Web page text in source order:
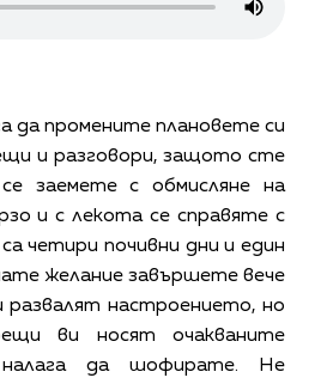
да промените плановете си
и разговори, защото сте
заемете с обмисляне на
и с лекота се справяте с
четири почивни дни и един
желание завършете вече
настроението, но
ви носят очакваните
да шофирате. Не